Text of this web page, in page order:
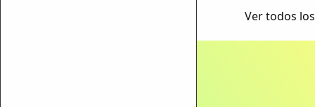
Ver todos